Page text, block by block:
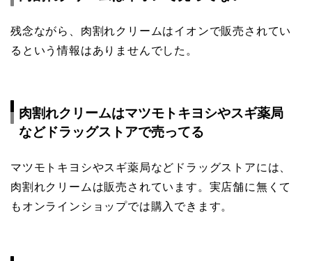
残念ながら、肉割れクリームはイオンで販売されてい
るという情報はありませんでした。
肉割れクリームはマツモトキヨシやスギ薬局
などドラッグストアで売ってる
マツモトキヨシやスギ薬局などドラッグストアには、
肉割れクリームは販売されています。実店舗に無くて
もオンラインショップでは購入できます。